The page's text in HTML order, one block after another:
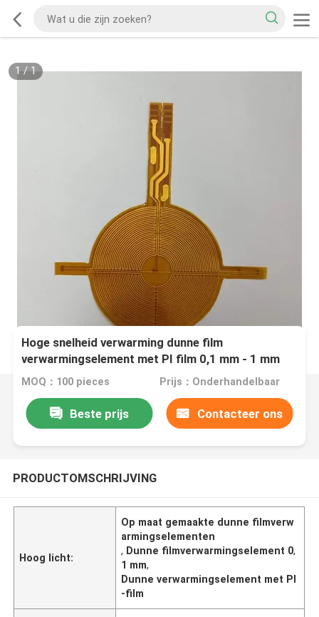
1 / 1
Hoge snelheid verwarming dunne film
verwarmingselement met PI film 0,1 mm - 1 mm
aangepast
MOQ：100 pieces Prijs：Onderhandelbaar
Beste prijs Contacteer ons
PRODUCTOMSCHRIJVING
Hoog licht:
Op maat gemaakte dunne filmverw
armingselementen
, Dunne filmverwarmingselement 0,
1 mm,
Dunne verwarmingselement met PI
-film